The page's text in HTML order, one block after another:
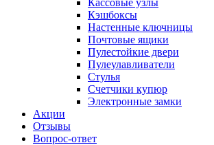
Кассовые узлы
Кэшбоксы
Настенные ключницы
Почтовые ящики
Пулестойкие двери
Пулеулавливатели
Стулья
Счетчики купюр
Электронные замки
Акции
Отзывы
Вопрос-ответ